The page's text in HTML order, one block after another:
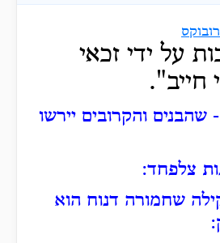
על ידי זכאי
חייב".
- שהבנים והקרובים יירשו
צלפחד:
שחמורה דנוח הוא